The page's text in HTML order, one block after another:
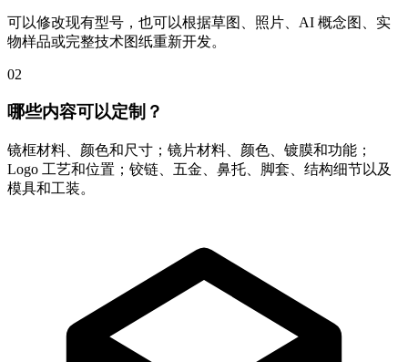
可以修改现有型号，也可以根据草图、照片、AI 概念图、实
物样品或完整技术图纸重新开发。
02
哪些内容可以定制？
镜框材料、颜色和尺寸；镜片材料、颜色、镀膜和功能；
Logo 工艺和位置；铰链、五金、鼻托、脚套、结构细节以及
模具和工装。